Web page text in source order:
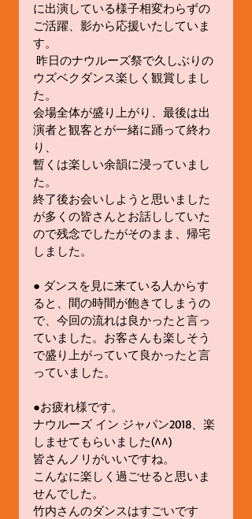
に出演している様子相変わらずの
ご活躍、影から応援いたしていま
す。
ウズベクダンス楽しく観賞しまし
た。
会場全体が盛り上がり、最後は出
演者と観客とが一緒に踊って終わ
り、
暫くは楽しい余韻に浸っていまし
た。
終了後お会いしようと思いました
が多くの皆さんとお話ししていた
ので残念でしたがそのまま、帰宅
しました。
​●​ ダンスを見に来ている人からす
ると、間の時間が飽きてしまうの
で、今回の流れは良かったと言っ
ていました。お客さんも楽しそう
で盛り上がっていて良かったと言
っていました。
●お疲れ様です。
ナウルーズ イン ジャパン2018、楽
しませてもらいました(^^)
皆さんノリがいいですね。
こんなに楽しく過ごせると思いま
せんでした。
竹内さんのダンスはすごいです